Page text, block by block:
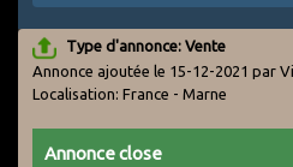
Type d'annonce: Vente
Annonce ajoutée le 15-12-2021 par
Localisation: France - Marne
Annonce close